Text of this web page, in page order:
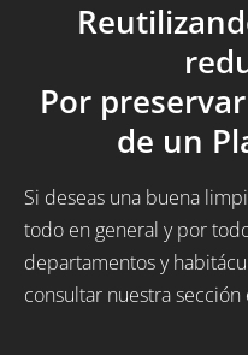
Por
de un
Si deseas una buena
todo en general y por
departamentos y
consultar nuestra